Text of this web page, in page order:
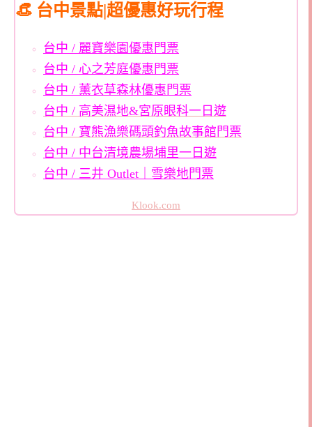
👒 台中景點|超優惠好玩行程
台中 / 麗寶樂園優惠門票
台中 / 心之芳庭優惠門票
台中 / 薰衣草森林優惠門票
台中 / 高美濕地&宮原眼科一日遊
台中 / 寶熊漁樂碼頭釣魚故事館門票
台中 / 中台清境農場埔里一日遊
台中 / 三井 Outlet｜雪樂地門票
Klook.com